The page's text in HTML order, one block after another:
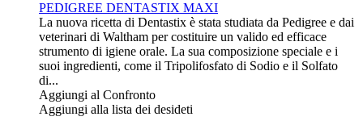
PEDIGREE DENTASTIX MAXI
La nuova ricetta di Dentastix è stata studiata da Pedigree e dai
veterinari di Waltham per costituire un valido ed efficace
strumento di igiene orale. La sua composizione speciale e i
suoi ingredienti, come il Tripolifosfato di Sodio e il Solfato
di...
Aggiungi al Confronto
Aggiungi alla lista dei desideti